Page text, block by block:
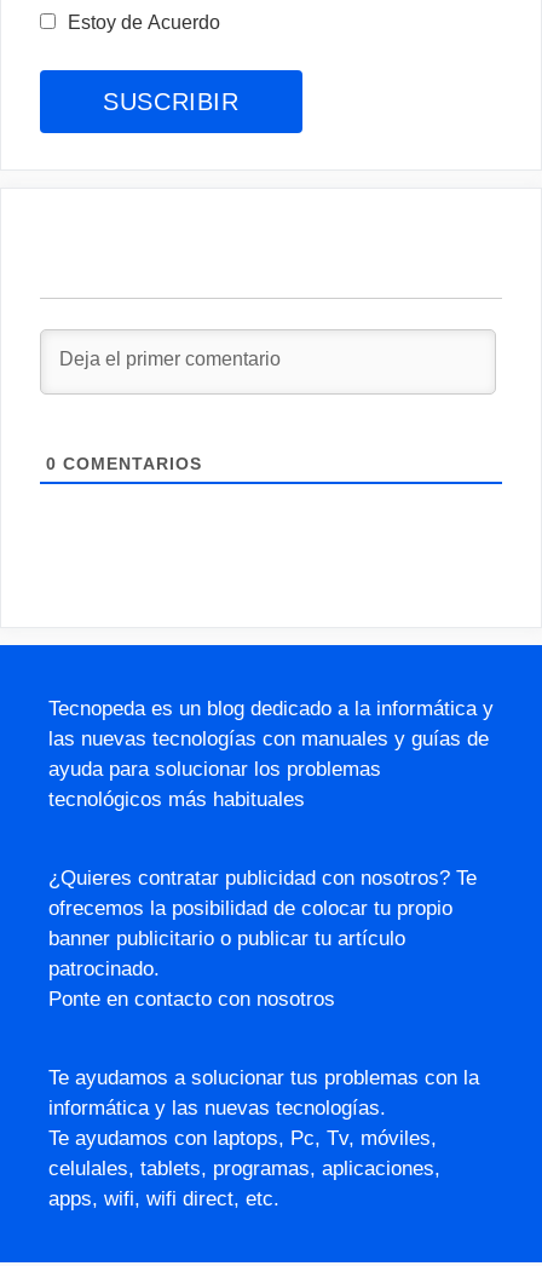
Estoy de Acuerdo
0 COMENTARIOS
Tecnopeda es un blog dedicado a la informática y
las nuevas tecnologías con manuales y guías de
ayuda para solucionar los problemas
tecnológicos más habituales
¿Quieres contratar publicidad con nosotros? Te
ofrecemos la posibilidad de colocar tu propio
banner publicitario o publicar tu artículo
patrocinado.
Ponte en contacto con nosotros
Te ayudamos a solucionar tus problemas con la
informática y las nuevas tecnologías.
Te ayudamos con laptops, Pc, Tv, móviles,
celulales, tablets, programas, aplicaciones,
apps, wifi, wifi direct, etc.